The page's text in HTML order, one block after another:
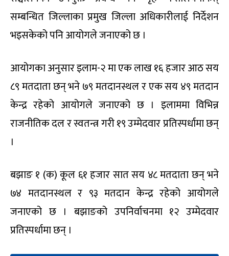
सम्बन्धित जिल्लाका प्रमुख जिल्ला अधिकारीलाई निर्देशन
भइसकेको पनि आयोगले जनाएको छ ।
आयोगका अनुसार इलाम-२ मा एक लाख १६ हजार आठ सय
८९ मतदाता छन् भने ७९ मतदानस्थल र एक सय ४९ मतदान
केन्द्र रहेको आयोगले जनाएको छ । इलाममा विभिन्न
राजनीतिक दल र स्वतन्त्र गरी १९ उम्मेदवार प्रतिस्पर्धामा छन्
।
बझाङ १ (क) कूल ६१ हजार सात सय ४८ मतदाता छन् भने
७४ मतदानस्थल र ९३ मतदान केन्द्र रहेको आयोगले
जनाएको छ । बझाङको उपनिर्वाचनमा १२ उम्मेदवार
प्रतिस्पर्धामा छन् ।